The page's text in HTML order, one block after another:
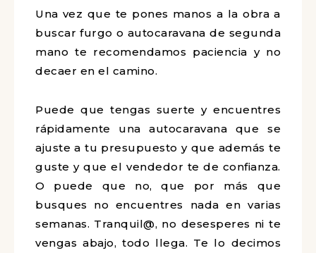
Una vez que te pones manos a la obra a
buscar furgo o autocaravana de segunda
mano te recomendamos paciencia y no
decaer en el camino.
Puede que tengas suerte y encuentres
rápidamente una autocaravana que se
ajuste a tu presupuesto y que además te
guste y que el vendedor te de confianza.
O puede que no, que por más que
busques no encuentres nada en varias
semanas. Tranquil@, no desesperes ni te
vengas abajo, todo llega. Te lo decimos